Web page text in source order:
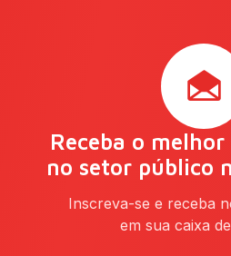
Receba o
no setor público
Inscreva-se e receba
em sua caixa